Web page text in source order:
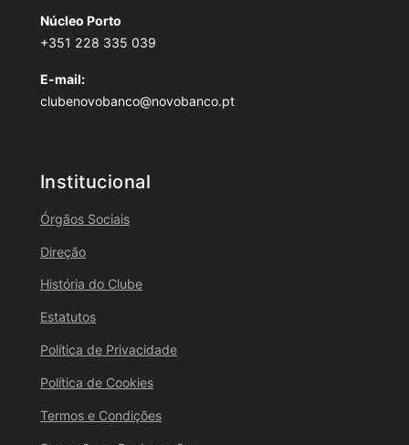
Núcleo Porto
+351 228 335 039
E-mail:
clubenovobanco@novobanco.pt
Institucional
Órgãos Sociais
Direção
História do Clube
Estatutos
Política de Privacidade
Política de Cookies
Termos e Condições